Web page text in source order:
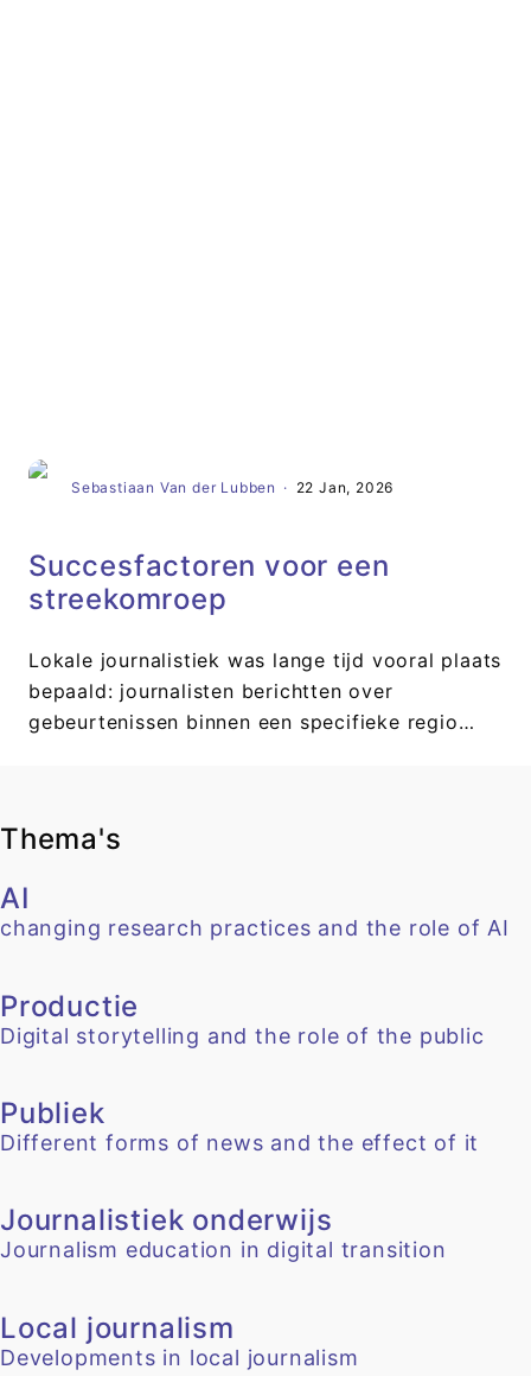
Sebastiaan Van der Lubben · 22 Jan, 2026
Succesfactoren voor een
streekomroep
Lokale journalistiek was lange tijd vooral plaats
bepaald: journalisten berichtten over
gebeurtenissen binnen een specifieke regio…
Thema's
AI
changing research practices and the role of AI
Productie
Digital storytelling and the role of the public
Publiek
Different forms of news and the effect of it
Journalistiek onderwijs
Journalism education in digital transition
Local journalism
Developments in local journalism